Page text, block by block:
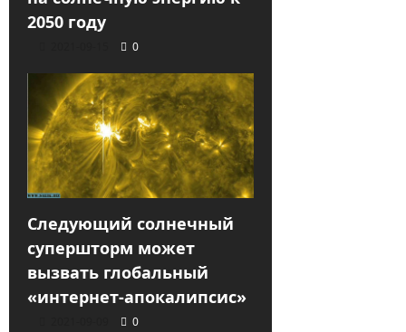
2050 году
0
Следующий солнечный
супершторм может
вызвать глобальный
«интернет-апокалипсис»
0